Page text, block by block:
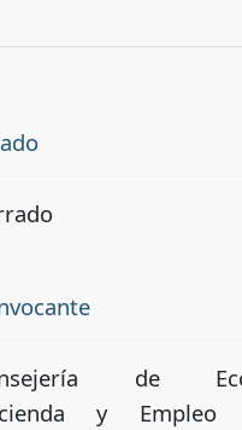
de
y